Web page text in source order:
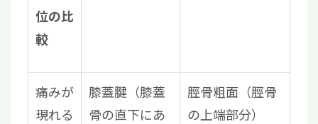
位の比
較
痛みが
現れる
膝蓋腱（膝蓋
骨の直下にあ
脛骨粗面（脛骨
の上端部分）